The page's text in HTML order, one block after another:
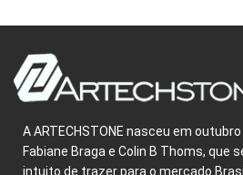
A ARTECHSTONE nasceu em
Fabiane Braga e Colin B Thoms, que
intuito de trazer para o mercado